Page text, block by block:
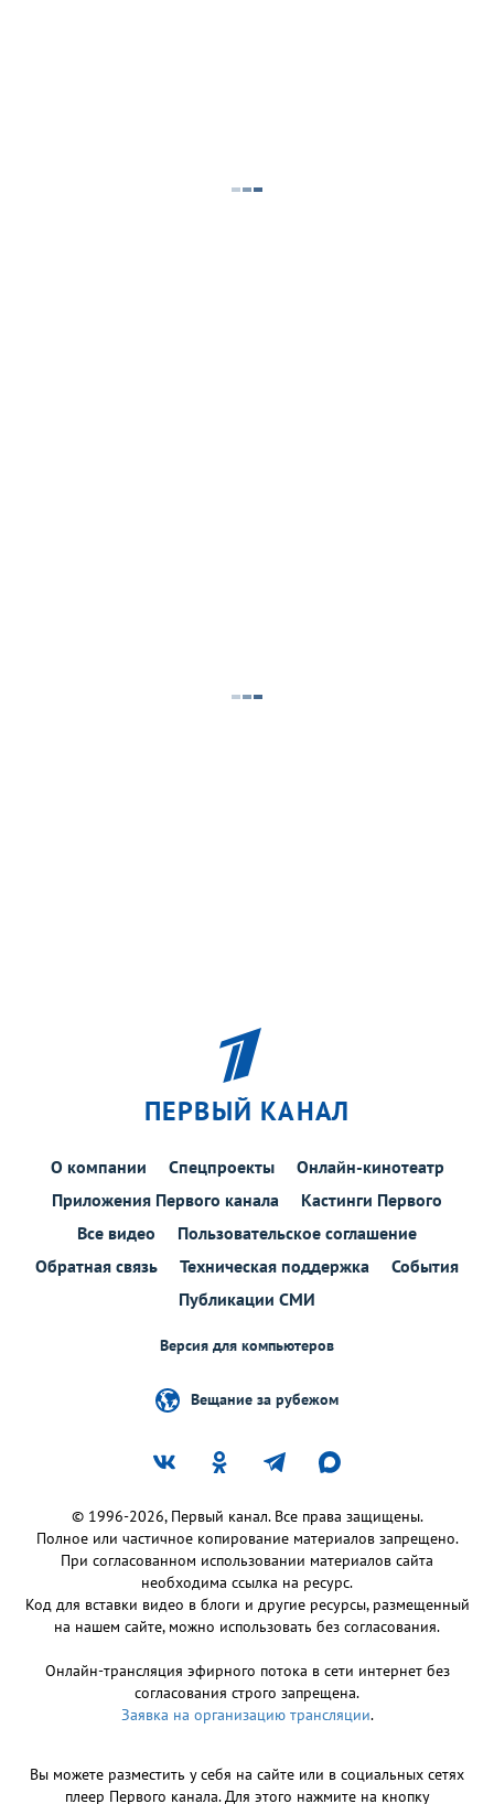
ПЕРВЫЙ КАНАЛ
О компании Спецпроекты
Онлайн-кинотеатр
Приложения Первого канала
Кастинги Первого
Все видео
Пользовательское соглашение
Обратная связь
Техническая поддержка
События
Публикации СМИ
Версия для компьютеров
Вещание за рубежом
© 1996-2026, Первый канал. Все права защищены.
Полное или частичное копирование материалов запрещено.
При согласованном использовании материалов сайта
необходима ссылка на ресурс.
Код для вставки видео в блоги и другие ресурсы, размещенный
на нашем сайте, можно использовать без согласования.
Онлайн-трансляция эфирного потока в сети интернет без
согласования строго запрещена.
Заявка на организацию трансляции.
Вы можете разместить у себя на сайте или в социальных сетях
плеер Первого канала. Для этого нажмите на кнопку